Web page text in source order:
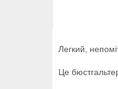
Легкий,
Це